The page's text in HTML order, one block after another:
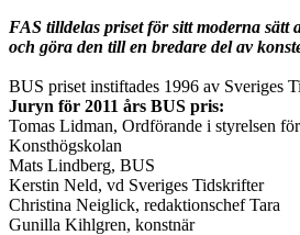
FAS tilldelas priset för sitt moderna sätt
och göra den till en bredare del av
BUS priset instiftades 1996 av Sveriges
Juryn för 2011 års BUS pris:
Tomas Lidman, Ordförande i styrelsen
Konsthögskolan
Mats Lindberg, BUS
Kerstin Neld, vd Sveriges Tidskrifter
Christina Neiglick, redaktionschef Tara
Gunilla Kihlgren, konstnär